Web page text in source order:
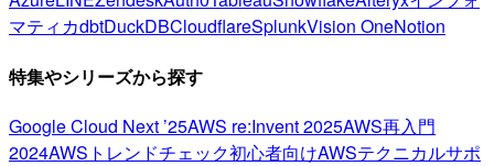
マティカdbtDuckDBCloudflareSplunkVision OneNotion
特集やシリーズから探す
Google Cloud Next ’25AWS re:Invent 2025AWS再入門
2024AWSトレンドチェック初心者向けAWSテクニカルサポ